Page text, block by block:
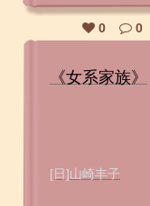
0 0
《女系家族》
[日]山崎丰子